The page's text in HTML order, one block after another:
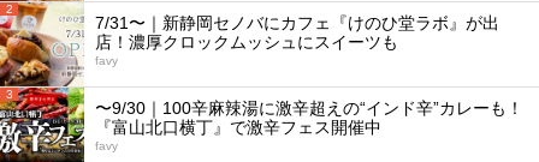
2
7/31〜｜新静岡セノバにカフェ『けのひ堂ラボ』が出
店！濃厚クロックムッシュにスイーツも
favy
3
〜9/30｜100辛麻辣湯に激辛超えの“インド辛”カレーも！
『富山北口横丁』で激辛フェス開催中
favy